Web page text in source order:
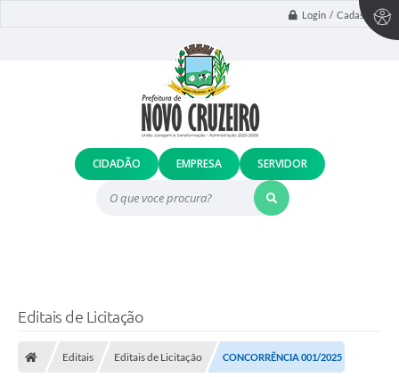
Login / Cadastro
O que voce procura?
CIDADÃO EMPRESA SERVIDOR
Editais de Licitação
Editais Editais de Licitação CONCORRÊNCIA 001/2025